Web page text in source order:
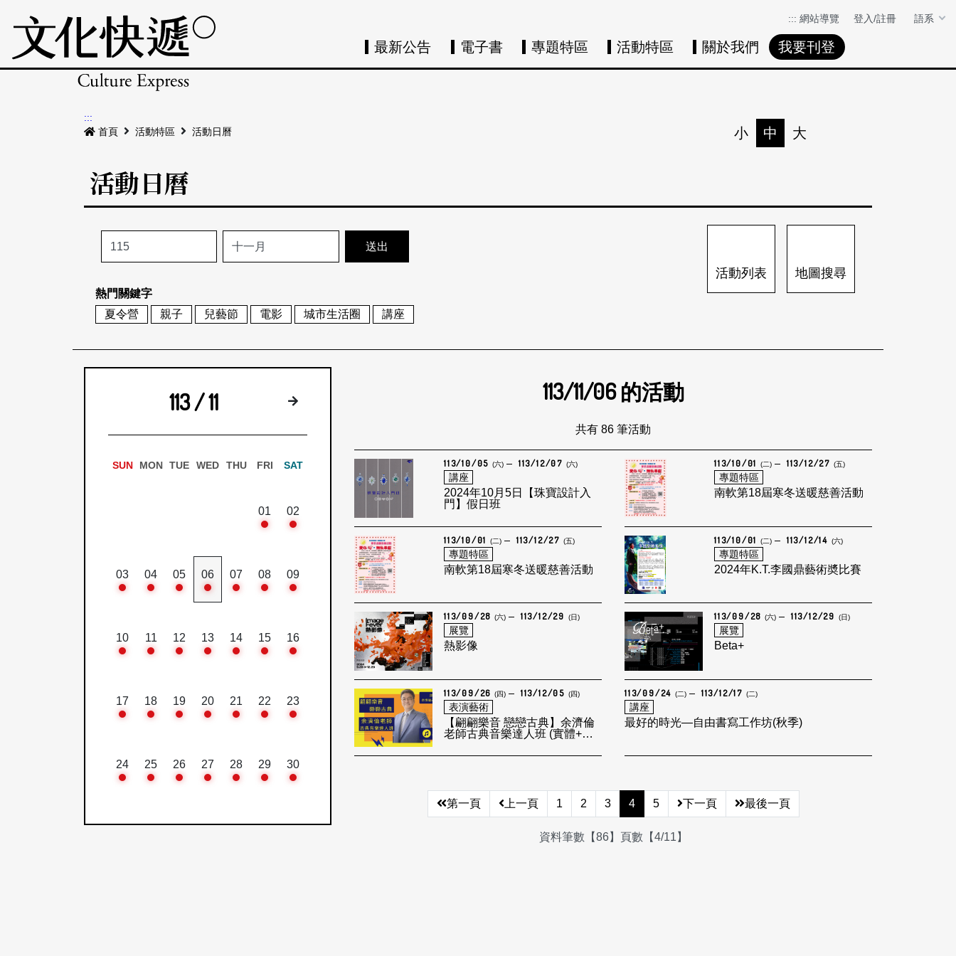
::: 網站導覽 登入/註冊 語系
最新公告 電子書 專題特區 活動特區 關於我們 我要刊登
:::
首頁
活動特區 活動日曆 小 中 大
活動日曆
熱門關鍵字
夏令營
親子 兒藝節 電影 城市生活圈 講座
活動列表 地圖搜尋
113 / 11 下個月
SUN MON TUE WED THU FRI SAT
01 02
03 04 05 06 07 08 09
10 11 12 13 14 15 16
17 18 19 20 21 22 23
24 25 26 27 28 29 30
113/11/06的活動
共有 86 筆活動
113/10/05 (六) 113/12/07 (六)
講座
2024年10月5日【珠寶設計入
門】假日班
113/10/01 (二) 113/12/27 (五)
專題特區
南軟第18屆寒冬送暖慈善活動
113/10/01 (二) 113/12/27 (五)
專題特區
南軟第18屆寒冬送暖慈善活動
113/10/01 (二) 113/12/14 (六)
專題特區
2024年K.T.李國鼎藝術奬比賽
113/09/28 (六) 113/12/29 (日)
展覽
熱影像
113/09/28 (六) 113/12/29 (日)
展覽
Beta+
113/09/26 (四) 113/12/05 (四)
表演藝術
【翩翩樂音 戀戀古典】余濟倫
老師古典音樂達人班 (實體+線
113/09/24 (二) 113/12/17 (二)
講座
最好的時光—自由書寫工作坊(秋季)
第一頁 上一頁 1 2 3 4 5 下一頁 最後一頁
資料筆數【86】頁數【4/11】